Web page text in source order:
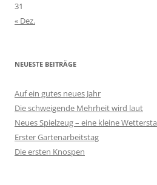
31
« Dez.
NEUESTE BEITRÄGE
Auf ein gutes neues Jahr
Die schweigende Mehrheit wird laut
Neues Spielzeug – eine kleine
Erster Gartenarbeitstag
Die ersten Knospen